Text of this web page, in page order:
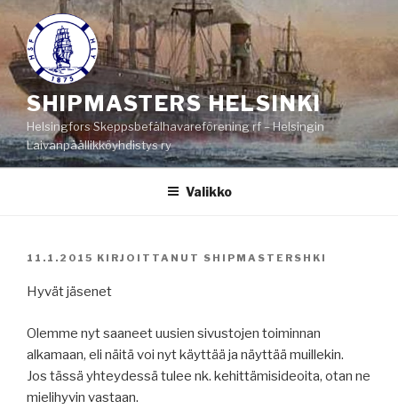
Siirry
sisältöön
SHIPMASTERS HELSINKI
Helsingfors Skeppsbefälhavareförening rf – Helsingin
Laivanpäällikköyhdistys ry
Valikko
JULKAISTU
11.1.2015 KIRJOITTANUT SHIPMASTERSHKI
Hyvät jäsenet
Olemme nyt saaneet uusien sivustojen toiminnan
alkamaan, eli näitä voi nyt käyttää ja näyttää muillekin.
Jos tässä yhteydessä tulee nk. kehittämisideoita, otan ne
mielihyvin vastaan.